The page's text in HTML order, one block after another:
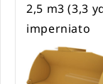
2,5 m3 (3,3
imperniato